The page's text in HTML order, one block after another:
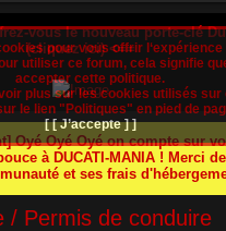
vous le nouveau porte-clé
(cliquez ici) <==
Oyé Oyé Oyé on compte sur
à DUCATI-MANIA ! Merci
et ses frais
/ Permis de conduire
pour vous offrir
utiliser ce forum, cela signifie
accepter cette politique.
plus sur les cookies utilisés sur
le lien "Politiques" en pied de
[ [ J’accepte ] ]